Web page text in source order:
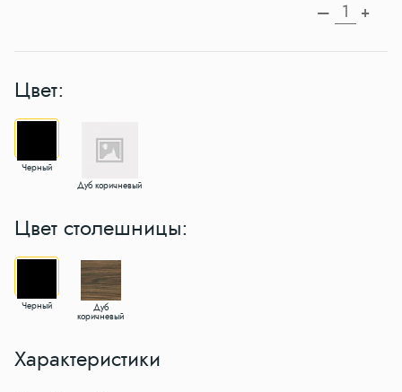
Цвет:
Черный
Дуб коричневый
Цвет столешницы:
Черный Дуб
коричневый
Характеристики
— +